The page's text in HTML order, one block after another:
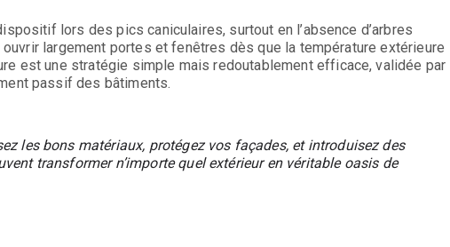
lors des pics caniculaires, surtout en l’absence d’arbres
largement portes et fenêtres dès que la température extérieure
est une stratégie simple mais redoutablement efficace, validée par
passif des bâtiments.
les bons matériaux, protégez vos façades, et introduisez des
transformer n’importe quel extérieur en véritable oasis de